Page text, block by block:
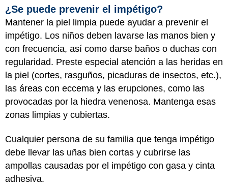
¿Se puede prevenir el impétigo?
Mantener la piel limpia puede ayudar a prevenir el
impétigo. Los niños deben lavarse las manos bien y
con frecuencia, así como darse baños o duchas con
regularidad. Preste especial atención a las heridas en
la piel (cortes, rasguños, picaduras de insectos, etc.),
las áreas con eccema y las erupciones, como las
provocadas por la hiedra venenosa. Mantenga esas
zonas limpias y cubiertas.
Cualquier persona de su familia que tenga impétigo
debe llevar las uñas bien cortas y cubrirse las
ampollas causadas por el impétigo con gasa y cinta
adhesiva.